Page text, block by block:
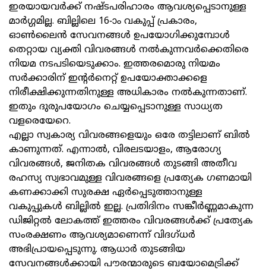
ഇരയായവര്‍ക്ക് നഷ്ടപരിഹാരം ആവശ്യപ്പെടാനുള്ള
മാര്‍ഗ്ഗമില്ല. ബില്ലിലെ 16-ാം വകുപ്പ് പ്രകാരം,
ഓണ്‍ലൈന്‍ സേവനങ്ങള്‍ ഉപയോഗിക്കുമ്പോള്‍
തെറ്റായ വ്യക്തി വിവരങ്ങള്‍ നല്‍കുന്നവര്‍ക്കെതിരെ
നിയമ നടപടിയെടുക്കാം. ഇത്തരമൊരു നിയമം
സര്‍ക്കാരിന് ഇന്റര്‍നെറ്റ് ഉപയോക്താക്കളെ
നിരീക്ഷിക്കുന്നതിനുള്ള അധികാരം നല്‍കുന്നതാണ്.
ഇതും ദുരുപയോഗം ചെയ്യപ്പെടാനുള്ള സാധ്യത
വളരെയേറെ.
എല്ലാ സ്വകാര്യ വിവരങ്ങളെയും ഒരേ തട്ടിലാണ് ബില്‍
കാണുന്നത്. എന്നാല്‍, വിരലടയാളം, ആരോഗ്യ
വിവരങ്ങള്‍, ജനിതക വിവരങ്ങള്‍ തുടങ്ങി അതീവ
രഹസ്യ സ്വഭാവമുള്ള വിവരങ്ങളെ പ്രത്യേക ഗണമായി
കണക്കാക്കി സുരക്ഷ ഏര്‍പ്പെടുത്താനുള്ള
വകുപ്പുകള്‍ ബില്ലില്‍ ഇല്ല. പ്രതിദിനം സങ്കീര്‍ണ്ണമാകുന്ന
ഡിജിറ്റല്‍ ലോകത്ത് ഇത്തരം വിവരങ്ങള്‍ക്ക് പ്രത്യേക
സംരക്ഷണം ആവശ്യമാണെന്ന് വിദഗ്ധര്‍
അഭിപ്രായപ്പെടുന്നു. ആധാര്‍ തുടങ്ങിയ
സേവനങ്ങള്‍ക്കായി പൗരന്മാരുടെ ബയോമെട്രിക്ക്